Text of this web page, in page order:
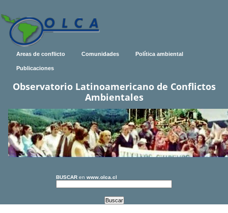
Areas de conflicto Comunidades Política ambiental
Publicaciones
Observatorio Latinoamericano de Conflictos
Ambientales
BUSCAR en www.olca.cl